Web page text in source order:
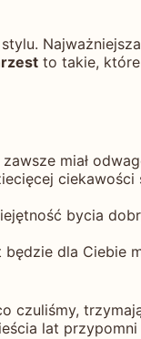
to takie,
miał
bycia
dla Ciebie
lat